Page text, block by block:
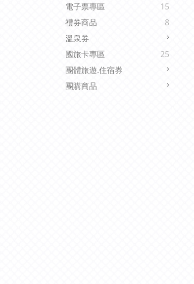
電子票專區
15
禮券商品
8
溫泉券
國旅卡專區
25
團體旅遊.住宿券
團購商品